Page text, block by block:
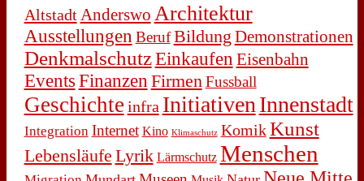
Altstadt Anderswo Architektur
Ausstellungen Beruf Bildung Demonstrationen
DenkmalschutzEinkaufen Eisenbahn
Events Finanzen Firmen Fussball
Geschichte infra Initiativen Innenstadt
Integration Internet Kino Klimaschutz Komik Kunst
Lebensläufe Lyrik Lärmschutz Menschen